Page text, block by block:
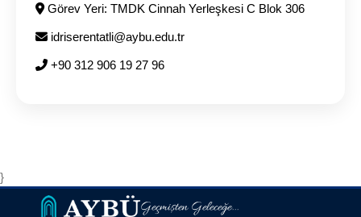
Görev Yeri: TMDK Cinnah Yerleşkesi C Blok 306
idriserentatli@aybu.edu.tr
+90 312 906 19 27 96
}
Geçmişten Geleceğe...